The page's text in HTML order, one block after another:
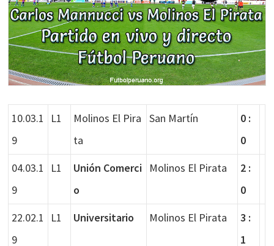
10.03.1
9
L1
Molinos El Pira
ta
San Martín
0 :
0
04.03.1
9
L1
Unión Comerci
o
Molinos El Pirata
2 :
0
22.02.1
9
L1 Universitario Molinos El Pirata
3 :
1